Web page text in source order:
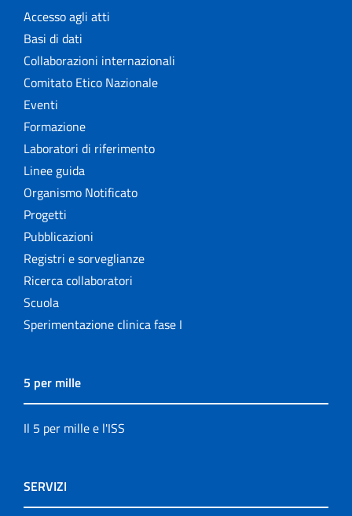
Accesso agli atti
Basi di dati
Collaborazioni internazionali
Comitato Etico Nazionale
Eventi
Formazione
Laboratori di riferimento
Linee guida
Organismo Notificato
Progetti
Pubblicazioni
Registri e sorveglianze
Ricerca collaboratori
Scuola
Sperimentazione clinica fase I
5 per mille
Il 5 per mille e l'ISS
SERVIZI